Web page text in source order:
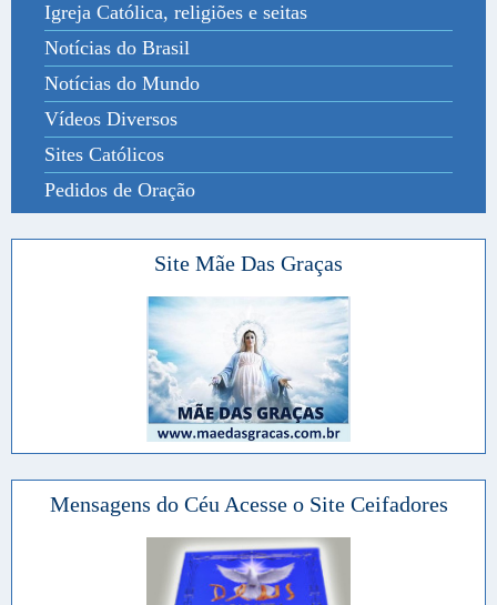
Igreja Católica, religiões e seitas
Notícias do Brasil
Notícias do Mundo
Vídeos Diversos
Sites Católicos
Pedidos de Oração
Site Mãe Das Graças
Mensagens do Céu Acesse o Site Ceifadores